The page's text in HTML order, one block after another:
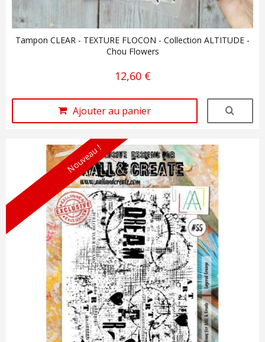
Tampon CLEAR - TEXTURE FLOCON - Collection ALTITUDE -
Chou Flowers
12,60 €
Ajouter au panier
Nouveau !